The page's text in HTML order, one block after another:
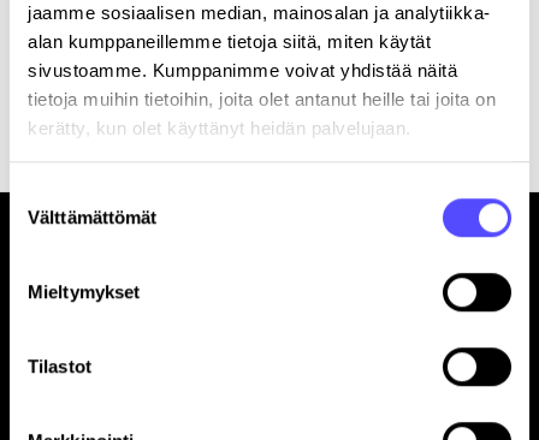
jaamme sosiaalisen median, mainosalan ja analytiikka-
alan kumppaneillemme tietoja siitä, miten käytät
sivustoamme. Kumppanimme voivat yhdistää näitä
tietoja muihin tietoihin, joita olet antanut heille tai joita on
kerätty, kun olet käyttänyt heidän palvelujaan.
Suostumuksen
valinta
Välttämättömät
Mieltymykset
Tilastot
Rekisteröitymällä hyväksyt palvelun
Sivut